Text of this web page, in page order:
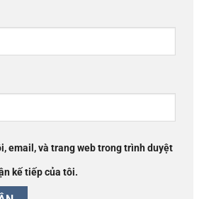
email, và trang web trong trình duyệt
kế tiếp của tôi.